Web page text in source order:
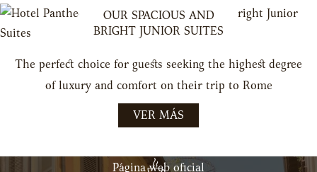
OUR SPACIOUS AND
BRIGHT JUNIOR SUITES
The perfect choice for guests seeking the highest degree
of luxury and comfort on their trip to Rome
VER MÁS
Página web oficial